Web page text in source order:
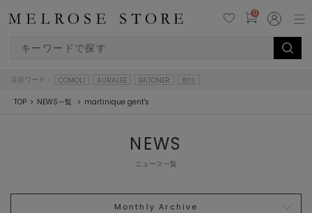
0
注目ワード： COMOLI AURALEE BATONER 別注
TOP NEWS一覧 martinique gent's
NEWS
ニュース一覧
Monthly Archive